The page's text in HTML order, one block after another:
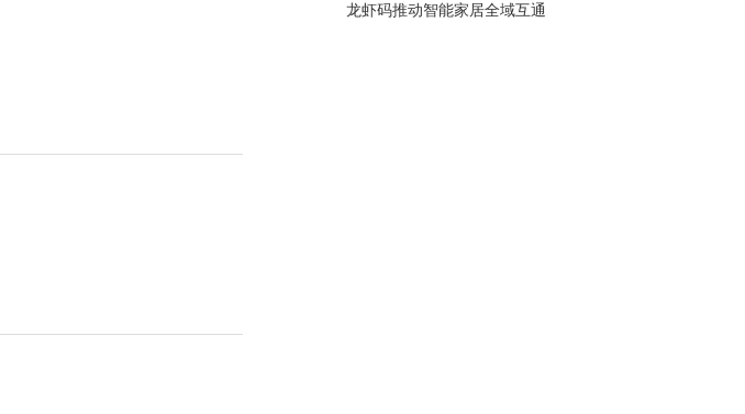
龙虾码推动智能家居全域互通